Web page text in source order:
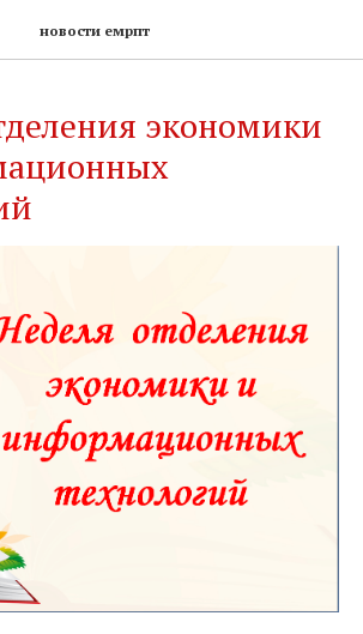
новости емрпт
экономики